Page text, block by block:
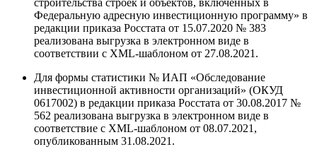
Федеральную адресную инвестиционную программу» в
редакции приказа Росстата от 15.07.2020 № 383
реализована выгрузка в электронном виде в
соответствии с XML-шаблоном от 27.08.2021.
Для формы статистики № ИАП «Обследование
инвестиционной активности организаций» (ОКУД
0617002) в редакции приказа Росстата от 30.08.2017 №
562 реализована выгрузка в электронном виде в
соответствие с XML-шаблоном от 08.07.2021,
опубликованным 31.08.2021.